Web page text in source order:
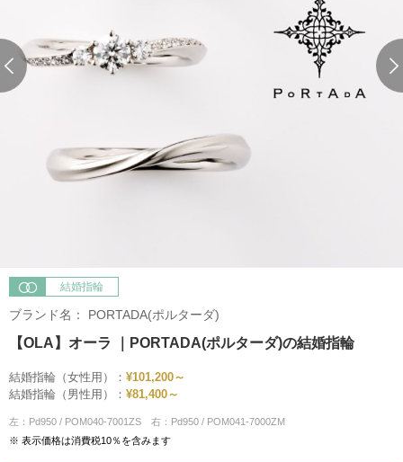
結婚指輪
ブランド名： PORTADA(ポルターダ)
【OLA】オーラ ｜PORTADA(ポルターダ)の結婚指輪
結婚指輪（女性用）： ¥101,200～
結婚指輪（男性用）： ¥81,400～
左：Pd950 / POM040-7001ZS 右：Pd950 / POM041-7000ZM
※ 表示価格は消費税10％を含みます